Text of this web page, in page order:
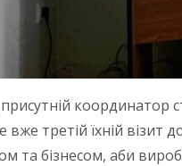
координатор
третій їхній візит
та бізнесом, аби